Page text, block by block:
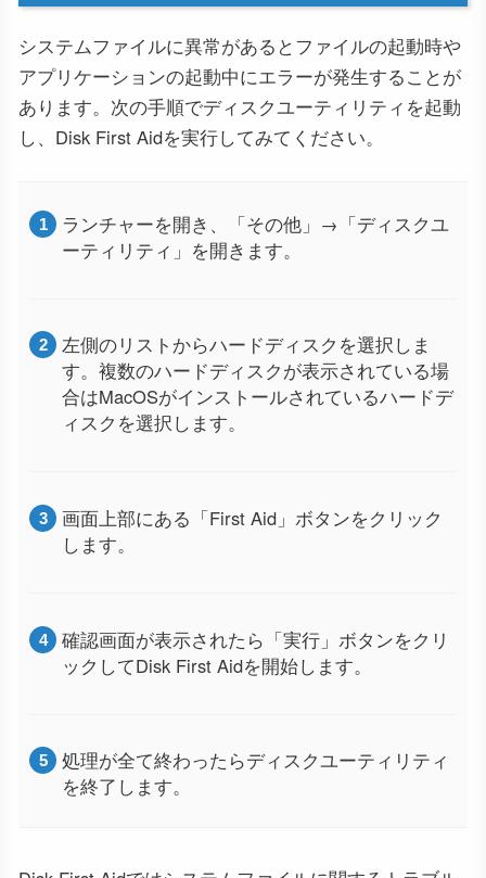
システムファイルに異常があるとファイルの起動時や
アプリケーションの起動中にエラーが発生することが
あります。次の手順でディスクユーティリティを起動
し、Disk First Aidを実行してみてください。
ランチャーを開き、「その他」→「ディスクユ
ーティリティ」を開きます。
左側のリストからハードディスクを選択しま
す。複数のハードディスクが表示されている場
合はMacOSがインストールされているハードデ
ィスクを選択します。
画面上部にある「First Aid」ボタンをクリック
します。
確認画面が表示されたら「実行」ボタンをクリ
ックしてDisk First Aidを開始します。
処理が全て終わったらディスクユーティリティ
を終了します。